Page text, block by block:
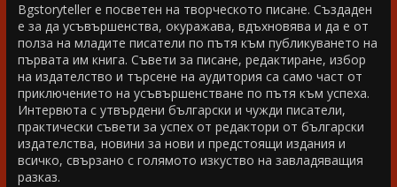
Bgstoryteller е посветен на творческото писане. Създаден
е за да усъвършенства, окуражава, вдъхновява и да е от
полза на младите писатели по пътя към публикуването на
първата им книга. Съвети за писане, редактиране, избор
на издателство и търсене на аудитория са само част от
приключението на усъвършенстване по пътя към успеха.
Интервюта с утвърдени български и чужди писатели,
практически съвети за успех от редактори от български
издателства, новини за нови и предстоящи издания и
всичко, свързано с голямото изкуство на завладяващия
разказ.